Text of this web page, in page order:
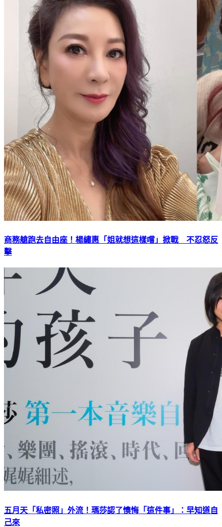
萬元住宿券下載食尚玩家APP！免費領取優惠券
商務艙跑去自由座！楊繡惠「姐就想這樣嚐」掀戰 不忍怒反
五月天「私密照」外流！瑪莎認了懊悔「這件事」：早知道自